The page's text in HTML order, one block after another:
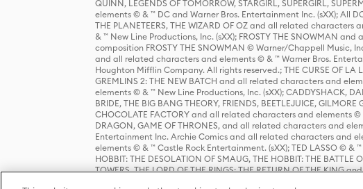
QUINN, LEGENDS OF TOMORROW, STARGIRL, SUPERGIRL,
elements © & ™ DC and Warner Bros. Entertainment Inc. (sXX); All
THE PLANETEERS, THE WIZARD OF OZ and all related
& ™ New Line Productions, Inc. (sXX); FROSTY THE SNOWMAN
composition FROSTY THE SNOWMAN © Warner/Chappell Music,
and all related characters and elements © & ™ Warner Bros.
Houghton Mifflin Company. All rights reserved.; THE CURSE OF LA
GREMLINS 2: THE NEW BATCH and all related characters and
elements © & ™ New Line Productions, Inc. (sXX); CADDYSHACK,
BRIDE, THE BIG BANG THEORY, FRIENDS, BEETLEJUICE,
CHOCOLATE FACTORY and all related characters and elements ©
DRAGON, GAME OF THRONES, and all related characters and
Entertainment Inc. Archie Comics and all related characters and
elements © & ™ Castle Rock Entertainment. (sXX); TED LASSO © &
HOBBIT: THE DESOLATION OF SMAUG, THE HOBBIT: THE BATTLE
TOWERS, THE LORD OF THE RINGS: THE RETURN OF THE